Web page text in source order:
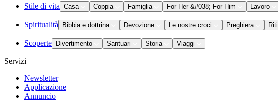
Stile di vita Casa Coppia Famiglia For Her &#038; For Him Lavoro
Spiritualità Bibbia e dottrina Devozione Le nostre croci Preghiera Riti
Scoperte Divertimento Santuari Storia Viaggi
Servizi
Newsletter
Applicazione
Annuncio